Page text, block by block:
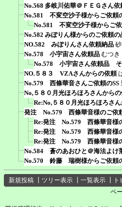
No.568 多岐川佑華＠ＦＥＧさん
No.581 不変空沙子様からご依頼
No.581 不変空沙子様からご依
No.582 みぽりん様からのご依頼の
NO.582 みぽりんさん依頼納品
No.578 小宇宙さん依頼品 むつき
No.578 小宇宙さん依頼品 そ
NO.５８３ VZAさんからの依頼
No.579 西條華音さんご依頼のSS
No,５８０月光ほろほろさんから
Re:No,５８０月光ほろほろさ
発注 No.579 西條華音様のご依
Re:発注 No.579 西條華音様
Re:発注 No.579 西條華音様
Re:発注 No.579 西條華音様
No.584 蒼のあおひと＠海法よけ
No.570 鈴藤 瑞樹様からご依頼
新規投稿 ツリー表示 一覧表示
ペ